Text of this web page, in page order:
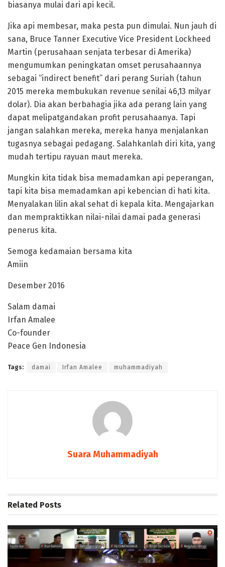
biasanya mulai dari api kecil.
Jika api membesar, maka pesta pun dimulai. Nun jauh di
sana, Bruce Tanner Executive Vice President Lockheed
Martin (perusahaan senjata terbesar di Amerika)
mengumumkan peningkatan omset perusahaannya
sebagai “indirect benefit” dari perang Suriah (tahun
2015 mereka membukukan revenue senilai 46,13 milyar
dolar). Dia akan berbahagia jika ada perang lain yang
dapat melipatgandakan profit perusahaanya. Tapi
jangan salahkan mereka, mereka hanya menjalankan
tugasnya sebagai pedagang. Salahkanlah diri kita, yang
mudah tertipu rayuan maut mereka.
Mungkin kita tidak bisa memadamkan api peperangan,
tapi kita bisa memadamkan api kebencian di hati kita.
Menyalakan lilin akal sehat di kepala kita. Mengajarkan
dan mempraktikkan nilai-nilai damai pada generasi
penerus kita.
Semoga kedamaian bersama kita
Amiin
Desember 2016
Salam damai
Irfan Amalee
Co-founder
Peace Gen Indonesia
Tags: damai Irfan Amalee muhammadiyah
Suara Muhammadiyah
Related Posts